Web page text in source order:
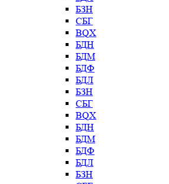
БЗН
СБГ
BQX
БДН
БДМ
БДФ
БДЛ
БЗН
СБГ
BQX
БДН
БДМ
БДФ
БДЛ
БЗН